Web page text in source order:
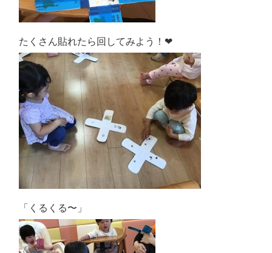
たくさん貼れたら回してみよう！❤︎
「くるくる〜」